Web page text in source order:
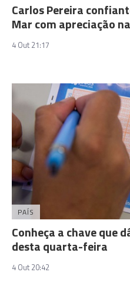
Carlos Pereira
Mar com apreciação
4 Out 21:17
PAÍS
Conheça a chave que
desta quarta-feira
4 Out 20:42